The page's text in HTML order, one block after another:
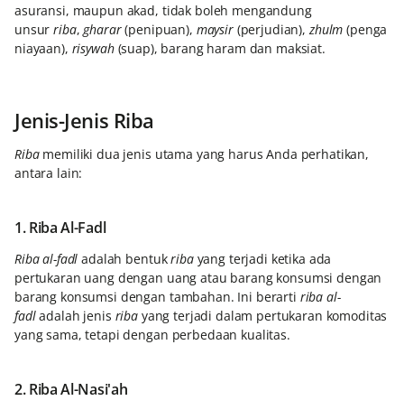
asuransi, maupun akad, tidak boleh mengandung
unsurriba, gharar(penipuan), maysir(perjudian), zhulm (penga
niayaan), risywah(suap), barang haram dan maksiat.
Jenis-Jenis Riba
Ribamemiliki dua jenis utama yang harus Anda perhatikan,
antara lain:
1. Riba Al-Fadl
Riba al-fadl adalah bentukribayang terjadi ketika ada
pertukaran uang dengan uang atau barang konsumsi dengan
barang konsumsi dengan tambahan. Ini berarti riba al-
fadladalah jenis ribayang terjadi dalam pertukaran komoditas
yang sama, tetapi dengan perbedaan kualitas.
2. Riba Al-Nasi'ah